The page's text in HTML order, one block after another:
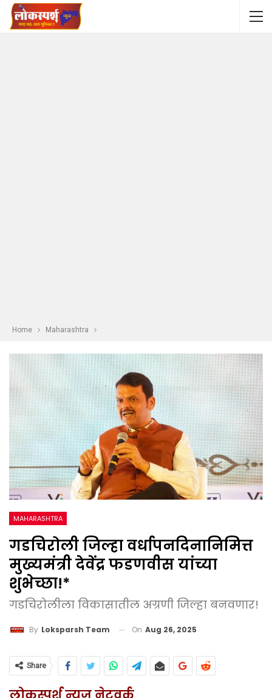
Home Maharashtra
MAHARASHTRA
गडचिरोली जिल्हा वर्धापनदिनानिमित्त
मुख्यमंत्री देवेंद्र फडणवीस यांच्या
शुभेच्छा!*
गडचिरोलीला विकासातील अग्रणी जिल्हा बनवणार!
By Loksparsh Team On Aug 26, 2025
Share